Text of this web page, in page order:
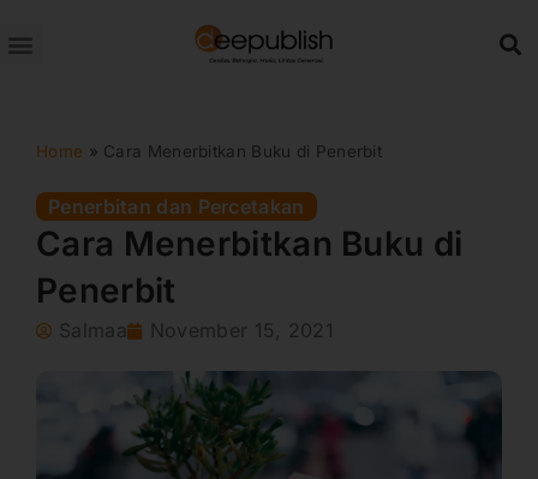
ke
Home » Cara Menerbitkan Buku di Penerbit
Penerbitan dan Percetakan
Cara Menerbitkan Buku di
Penerbit
Salmaa November 15, 2021